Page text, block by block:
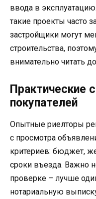
ввода в
такие проекты часто
застройщики могут
строительства,
внимательно читать
Практические
покупателей
Опытные риелторы
с просмотра
критериев: бюджет,
сроки въезда. Важно
проверке – лучше
нотариальную